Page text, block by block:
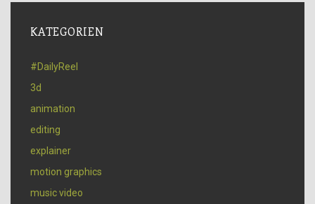
KATEGORIEN
#DailyReel
3d
animation
editing
explainer
motion graphics
music video